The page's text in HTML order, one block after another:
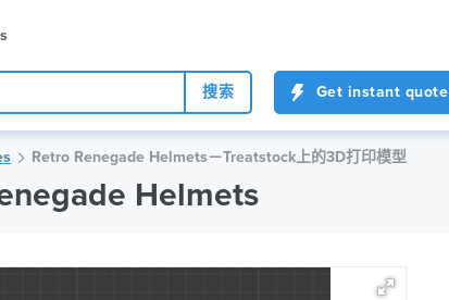
搜索 Get instant quote
Retro Renegade Helmets－Treatstock上的3D打印模型
Helmets